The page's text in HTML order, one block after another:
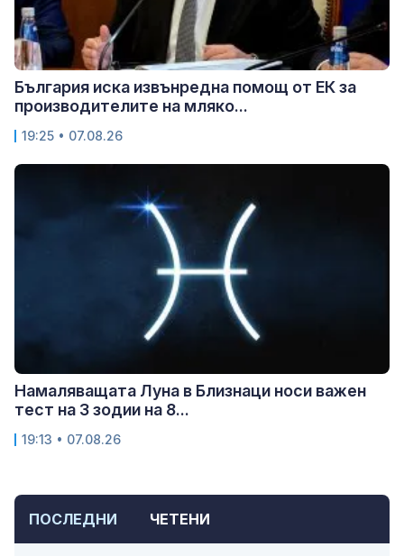
ПОСЛЕДНИ ЧЕТЕНИ
България иска извънредна помощ от ЕК за
производителите на мляко...
19:25 • 07.08.26
Намаляващата Луна в Близнаци носи важен
тест на 3 зодии на 8...
19:13 • 07.08.26